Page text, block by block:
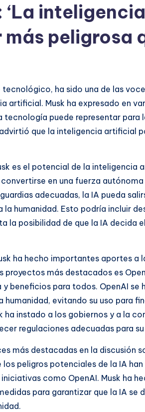
inteligencia
peligrosa
ha sido una de las
artificial. Musk ha expresado en
puede representar para
que la inteligencia artificial
es el potencial de la inteligencia
en una fuerza autónoma
adecuadas, la IA pueda
humanidad. Esto podría incluir
la posibilidad de que la IA decida
ha hecho importantes aportes a
más destacados es
beneficios para todos. OpenAI
evitando su uso para
ha instado a los gobiernos y a la
regulaciones adecuadas para
más destacadas en la discusión
peligros potenciales de la IA han
como OpenAI. Musk ha
para garantizar que la IA se